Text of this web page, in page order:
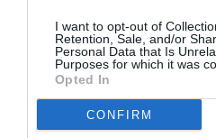
I want to opt-out of
Retention, Sale, and/or
Personal Data that Is
Purposes for which it was
Opted In
CONFIRM